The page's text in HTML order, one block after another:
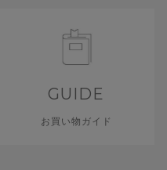
、定番アイテムのひとつに加え
GUIDE
お買い物ガイド